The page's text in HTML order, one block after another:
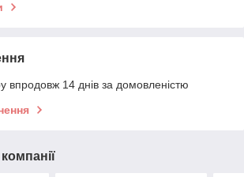
впродовж 14 днів за домовленістю